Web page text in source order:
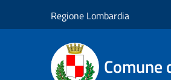
Regione Lombardia
Comune